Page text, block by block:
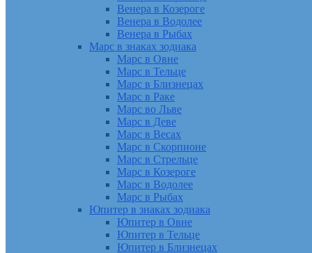
Венера в Козероге
Венера в Водолее
Венера в Рыбах
Марс в знаках зодиака
Марс в Овне
Марс в Тельце
Марс в Близнецах
Марс в Раке
Марс во Льве
Марс в Деве
Марс в Весах
Марс в Скорпионе
Марс в Стрельце
Марс в Козероге
Марс в Водолее
Марс в Рыбах
Юпитер в знаках зодиака
Юпитер в Овне
Юпитер в Тельце
Юпитер в Близнецах